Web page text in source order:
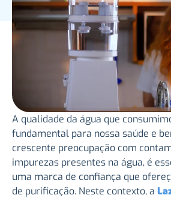
A qualidade da água que
fundamental para nossa saúde e
crescente preocupação com
impurezas presentes na água, é
uma marca de confiança que
de purificação. Neste contexto, a